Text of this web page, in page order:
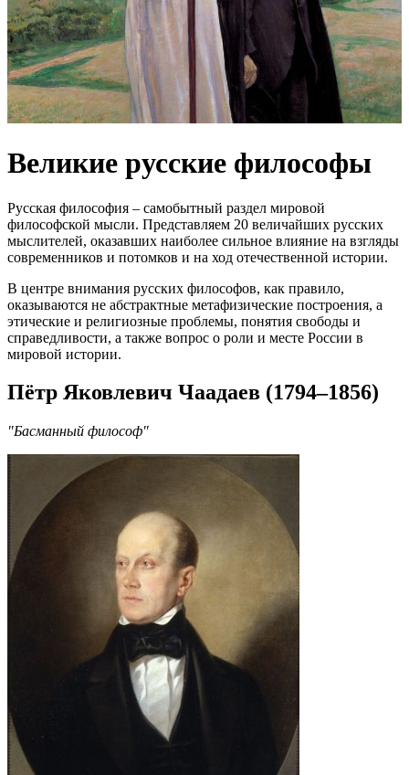
Великие русские философы
Русская философия – самобытный раздел мировой
философской мысли. Представляем 20 величайших русских
мыслителей, оказавших наиболее сильное влияние на взгляды
современников и потомков и на ход отечественной истории.
В центре внимания русских философов, как правило,
оказываются не абстрактные метафизические построения, а
этические и религиозные проблемы, понятия свободы и
справедливости, а также вопрос о роли и месте России в
мировой истории.
Пётр Яковлевич Чаадаев (1794–1856)
"Басманный философ"